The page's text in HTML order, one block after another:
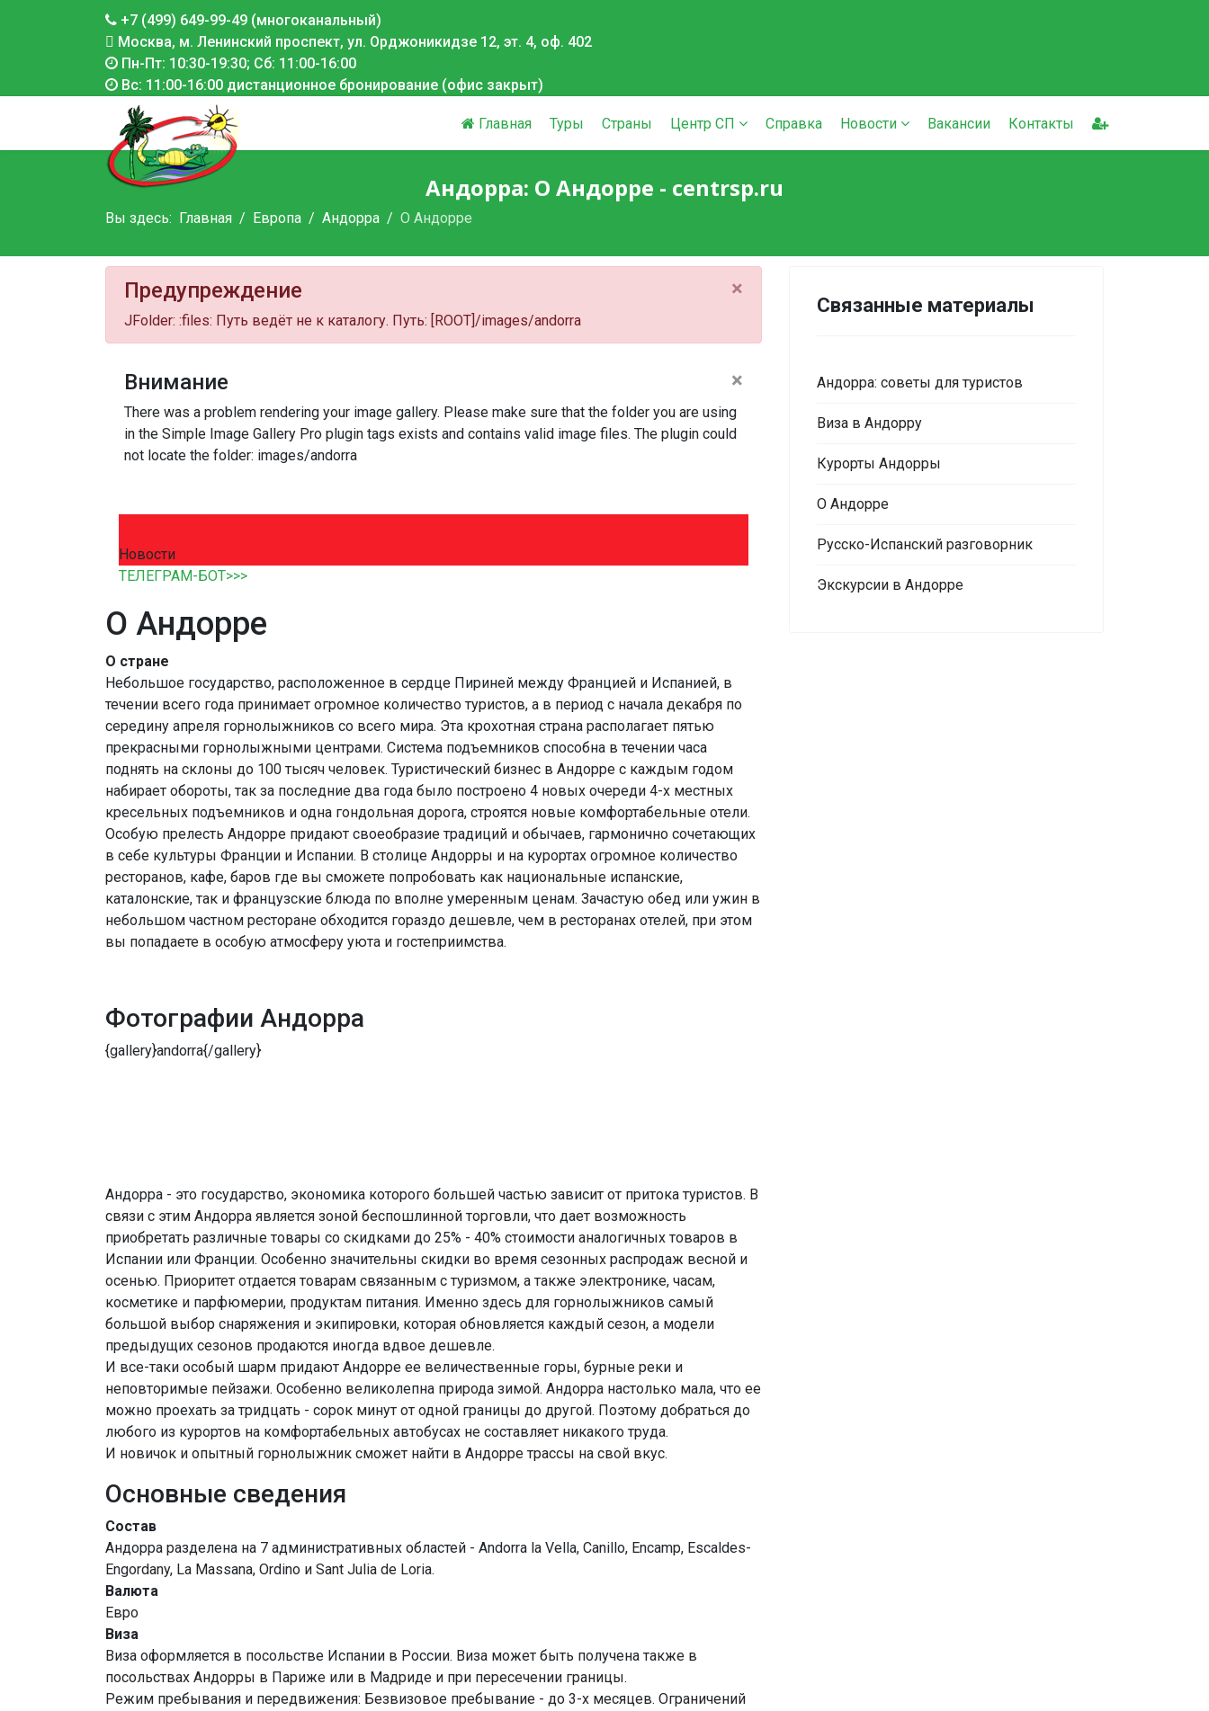
+7 (499) 649-99-49 (многоканальный)
Москва, м. Ленинский проспект, ул. Орджоникидзе 12, эт. 4, оф. 402
Пн-Пт: 10:30-19:30; Сб: 11:00-16:00
Вс: 11:00-16:00 дистанционное бронирование (офис закрыт)
Главная Туры Страны Центр СП Справка Новости Вакансии Контакты
Андорра: О Андорре - centrsp.ru
Вы здесь: Главная Европа Андорра О Андорре
×
Предупреждение
JFolder: :files: Путь ведёт не к каталогу. Путь: [ROOT]/images/andorra
×
Внимание
There was a problem rendering your image gallery. Please make sure that the folder you are using
in the Simple Image Gallery Pro plugin tags exists and contains valid image files. The plugin could
not locate the folder: images/andorra
Новости
ТЕЛЕГРАМ-БОТ>>>
О Андорре
О стране
Небольшое государство, расположенное в сердце Пириней между Францией и Испанией, в
течении всего года принимает огромное количество туристов, а в период с начала декабря по
середину апреля горнолыжников со всего мира. Эта крохотная страна располагает пятью
прекрасными горнолыжными центрами. Система подъемников способна в течении часа
поднять на склоны до 100 тысяч человек. Туристический бизнес в Андорре с каждым годом
набирает обороты, так за последние два года было построено 4 новых очереди 4-х местных
кресельных подъемников и одна гондольная дорога, строятся новые комфортабельные отели.
Особую прелесть Андорре придают своеобразие традиций и обычаев, гармонично сочетающих
в себе культуры Франции и Испании. В столице Андорры и на курортах огромное количество
ресторанов, кафе, баров где вы сможете попробовать как национальные испанские,
каталонские, так и французские блюда по вполне умеренным ценам. Зачастую обед или ужин в
небольшом частном ресторане обходится гораздо дешевле, чем в ресторанах отелей, при этом
вы попадаете в особую атмосферу уюта и гостеприимства.
Фотографии Андорра
{gallery}andorra{/gallery}
Андорра - это государство, экономика которого большей частью зависит от притока туристов. В
связи с этим Андорра является зоной беспошлинной торговли, что дает возможность
приобретать различные товары со скидками до 25% - 40% стоимости аналогичных товаров в
Испании или Франции. Особенно значительны скидки во время сезонных распродаж весной и
осенью. Приоритет отдается товарам связанным с туризмом, а также электронике, часам,
косметике и парфюмерии, продуктам питания. Именно здесь для горнолыжников самый
большой выбор снаряжения и экипировки, которая обновляется каждый сезон, а модели
предыдущих сезонов продаются иногда вдвое дешевле.
И все-таки особый шарм придают Андорре ее величественные горы, бурные реки и
неповторимые пейзажи. Особенно великолепна природа зимой. Андорра настолько мала, что ее
можно проехать за тридцать - сорок минут от одной границы до другой. Поэтому добраться до
любого из курортов на комфортабельных автобусах не составляет никакого труда.
И новичок и опытный горнолыжник сможет найти в Андорре трассы на свой вкус.
Основные сведения
Состав
Андорра разделена на 7 административных областей - Andorra la Vella, Canillo, Encamp, Escaldes-
Engordany, La Massana, Ordino и Sant Julia de Loria.
Валюта
Евро
Виза
Виза оформляется в посольстве Испании в России. Виза может быть получена также в
посольствах Андорры в Париже или в Мадриде и при пересечении границы.
Режим пребывания и передвижения: Безвизовое пребывание - до 3-х месяцев. Ограничений
Связанные материалы
Андорра: советы для туристов
Виза в Андорру
Курорты Андорры
О Андорре
Русско-Испанский разговорник
Экскурсии в Андорре